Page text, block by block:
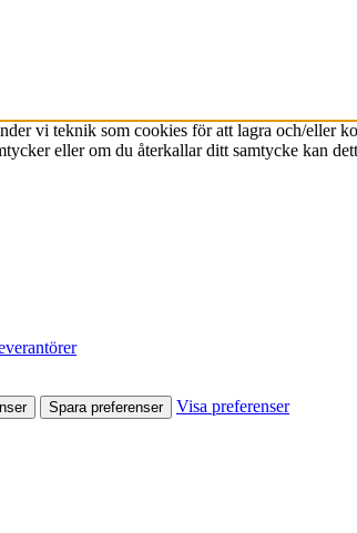
vi teknik som cookies för att lagra och/eller
eller om du återkallar ditt samtycke kan
Spara preferenser Visa preferenser